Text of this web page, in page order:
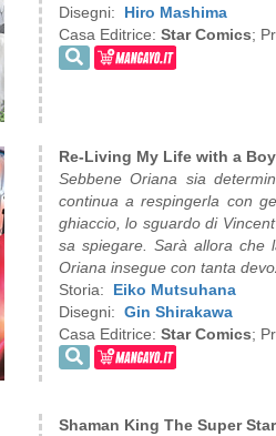
Disegni: Hiro Mashima
Casa Editrice: Star Comics;
Re-Living My Life with a
Sebbene Oriana sia
continua a respingerla con
ghiaccio, lo sguardo di
sa spiegare. Sarà allora che
Oriana insegue con tanta
Storia: Eiko Mutsuhana
Disegni: Gin Shirakawa
Casa Editrice: Star Comics;
Shaman King The Super